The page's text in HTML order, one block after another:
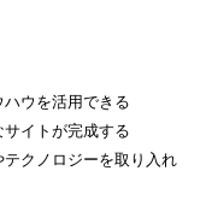
ウを活用できる
イトが完成する
クノロジーを取り入れ